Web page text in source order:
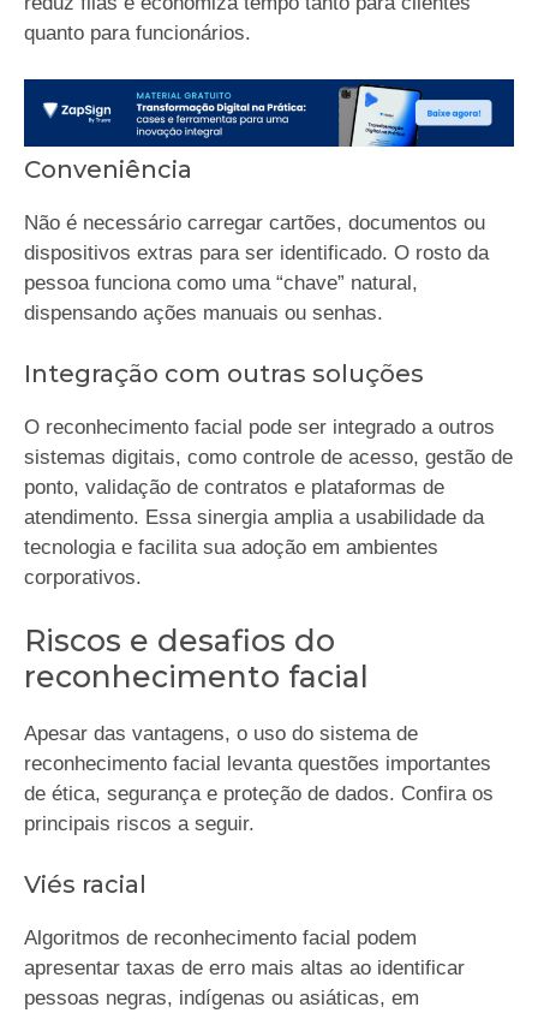
quanto para funcionários.
Conveniência
Não é necessário carregar cartões, documentos ou
dispositivos extras para ser identificado. O rosto da
pessoa funciona como uma “chave” natural,
dispensando ações manuais ou senhas.
Integração com outras soluções
O reconhecimento facial pode ser integrado a outros
sistemas digitais, como controle de acesso, gestão de
ponto, validação de contratos e plataformas de
atendimento. Essa sinergia amplia a usabilidade da
tecnologia e facilita sua adoção em ambientes
corporativos.
Riscos e desafios do
reconhecimento facial
Apesar das vantagens, o uso do sistema de
reconhecimento facial levanta questões importantes
de ética, segurança e proteção de dados. Confira os
principais riscos a seguir.
Viés racial
Algoritmos de reconhecimento facial podem
apresentar taxas de erro mais altas ao identificar
pessoas negras, indígenas ou asiáticas, em